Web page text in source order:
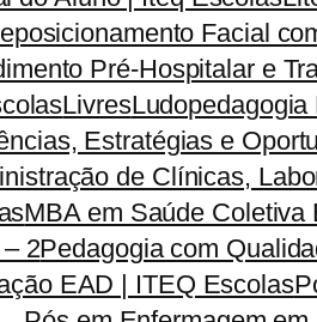
Facial
Pré-Hospitalar e
Livres
Estratégias e
de Clínicas,
MBA em Saúde
2Pedagogia com
EAD | ITEQ Escolas